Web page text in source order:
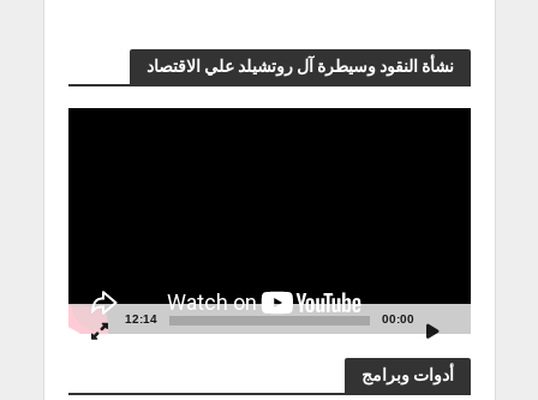
نشأة النقود وسيطرة آل روتشيلد علي الاقتصاد
00:00
12:14
أدوات وبرامج